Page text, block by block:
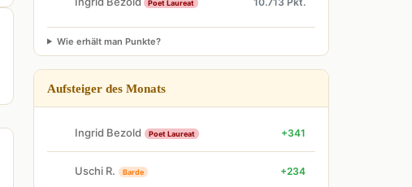
Poet Laureat
Wie erhält man Punkte?
Aufsteiger des Monats
Ingrid Bezold Poet Laureat +341
Uschi R. Barde +234